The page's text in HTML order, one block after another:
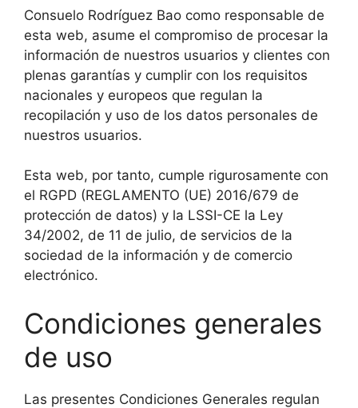
Consuelo Rodríguez Bao como responsable de
esta web, asume el compromiso de procesar la
información de nuestros usuarios y clientes con
plenas garantías y cumplir con los requisitos
nacionales y europeos que regulan la
recopilación y uso de los datos personales de
nuestros usuarios.
Esta web, por tanto, cumple rigurosamente con
el RGPD (REGLAMENTO (UE) 2016/679 de
protección de datos) y la LSSI-CE la Ley
34/2002, de 11 de julio, de servicios de la
sociedad de la información y de comercio
electrónico.
Condiciones generales
de uso
Las presentes Condiciones Generales regulan